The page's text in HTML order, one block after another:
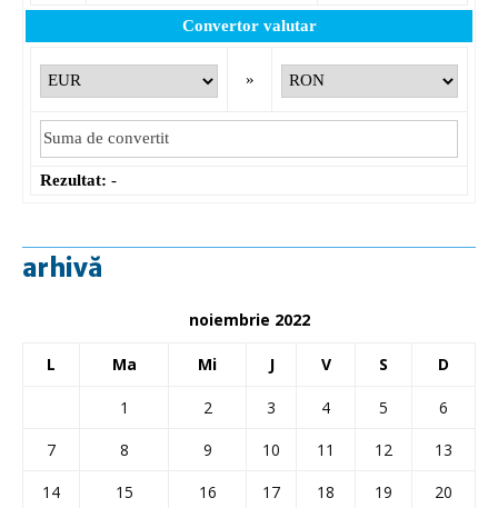
Convertor valutar
»
Rezultat: -
arhivă
noiembrie 2022
L Ma Mi J V S D
1 2 3 4 5
6
7
8 9 10 11 12
13
14
15 16 17 18 19
20